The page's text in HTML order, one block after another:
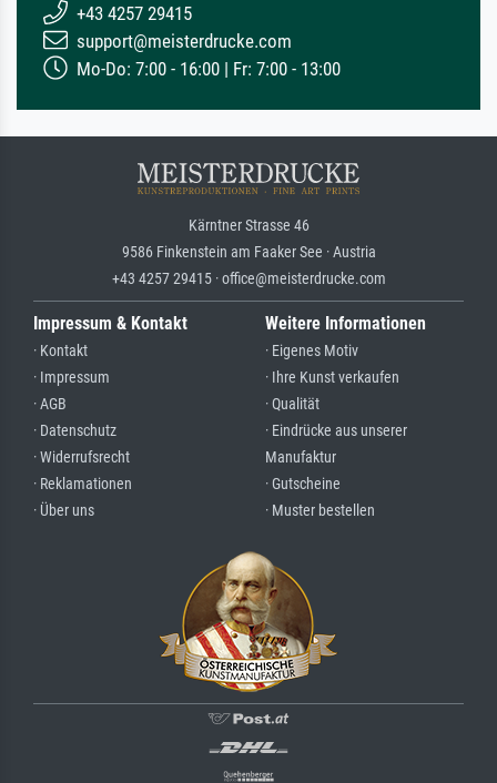
+43 4257 29415
support@meisterdrucke.com
Mo-Do: 7:00 - 16:00 | Fr: 7:00 - 13:00
Kärntner Strasse 46
9586 Finkenstein am Faaker See · Austria
+43 4257 29415 · office@meisterdrucke.com
Impressum & Kontakt
· Kontakt
· Impressum
· AGB
· Datenschutz
· Widerrufsrecht
· Reklamationen
· Über uns
Weitere Informationen
· Eigenes Motiv
· Ihre Kunst verkaufen
· Qualität
· Eindrücke aus unserer
Manufaktur
· Gutscheine
· Muster bestellen